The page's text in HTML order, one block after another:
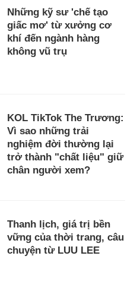
Những kỹ sư 'chế tạo
giấc mơ' từ xưởng cơ
khí đến ngành hàng
không vũ trụ
KOL TikTok The Trương:
Vì sao những trải
nghiệm đời thường lại
trở thành "chất liệu" giữ
chân người xem?
Thanh lịch, giá trị bền
vững của thời trang, câu
chuyện từ LUU LEE